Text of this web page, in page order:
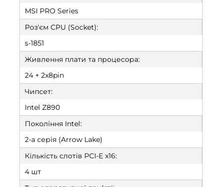
MSI PRO Series
Роз'єм CPU (Socket):
s-1851
Живлення плати та процесора:
24 + 2x8pin
Чипсет:
Intel Z890
Покоління Intel:
2-а серія (Arrow Lake)
Кількість слотів PCI-E x16:
4 шт